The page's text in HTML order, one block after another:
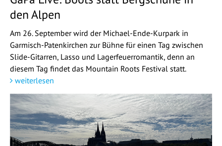
den Alpen
Am 26. September wird der Michael-Ende-Kurpark in
Garmisch-Patenkirchen zur Bühne für einen Tag zwischen
Slide-Gitarren, Lasso und Lagerfeuerromantik, denn an
diesem Tag findet das Mountain Roots Festival statt.
weiterlesen